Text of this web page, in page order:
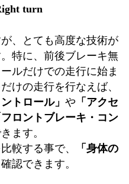
turn
、とても高度な技術が
特に、前後ブレーキ無
ルだけでの走行に始ま
けの走行を行なえば、
トロール」 や 「アクセ
フロントブレーキ・コン
ます。
較する事で、
「身体の
認できます。